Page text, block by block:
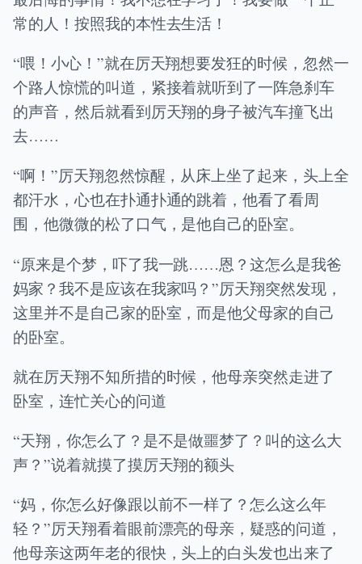
常的人！按照我的本性去生活！
“喂！小心！”就在厉天翔想要发狂的时候，忽然一
个路人惊慌的叫道，紧接着就听到了一阵急刹车
的声音，然后就看到厉天翔的身子被汽车撞飞出
去……
“啊！”厉天翔忽然惊醒，从床上坐了起来，头上全
都汗水，心也在扑通扑通的跳着，他看了看周
围，他微微的松了口气，是他自己的卧室。
“原来是个梦，吓了我一跳……恩？这怎么是我爸
妈家？我不是应该在我家吗？”厉天翔突然发现，
这里并不是自己家的卧室，而是他父母家的自己
的卧室。
就在厉天翔不知所措的时候，他母亲突然走进了
卧室，连忙关心的问道
“天翔，你怎么了？是不是做噩梦了？叫的这么大
声？”说着就摸了摸厉天翔的额头
“妈，你怎么好像跟以前不一样了？怎么这么年
轻？”厉天翔看着眼前漂亮的母亲，疑惑的问道，
他母亲这两年老的很快，头上的白头发也出来了